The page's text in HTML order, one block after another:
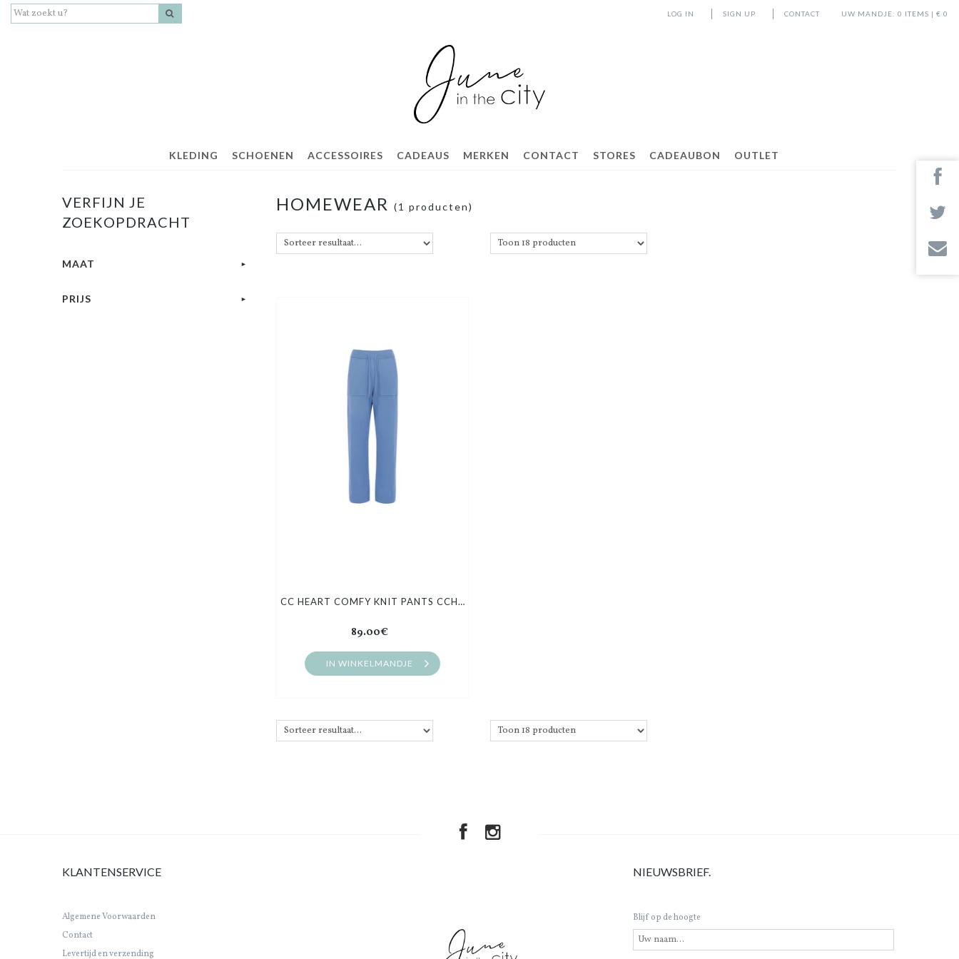
UW MANDJE: 0 ITEMS | € 0
LOG IN SIGN UP CONTACT
KLEDING SCHOENEN ACCESSOIRES CADEAUS MERKEN CONTACT STORES CADEAUBON OUTLET
VERFIJN JE
ZOEKOPDRACHT
MAAT
PRIJS
HOMEWEAR (1 producten)
CC HEART COMFY KNIT PANTS CCH3602
89.00€
IN WINKELMANDJE
KLANTENSERVICE
Algemene Voorwaarden
Contact
Levertijd en verzending
NIEUWSBRIEF.
Blijf op de hoogte